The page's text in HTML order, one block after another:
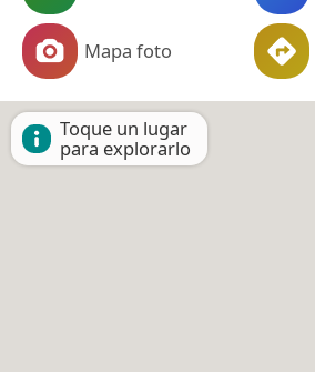
Mapa foto
Toque un lugar
para explorarlo